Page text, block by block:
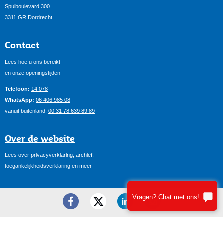
Spuiboulevard 300
3311 GR Dordrecht
Contact
Lees hoe u ons bereikt
en onze openingstijden
Telefoon: 14 078
WhatsApp: 06 406 985 08
vanuit buitenland: 00 31 78 639 89 89
Over de website
Lees over privacyverklaring, archief,
toegankelijkheidsverklaring en meer